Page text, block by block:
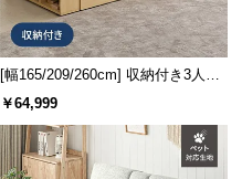
[幅165/209/260cm] 収納付き3人掛
けソファ 傷に強いペット対応生地
￥64,999